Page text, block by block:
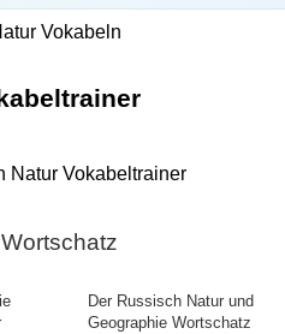
Vokabeln
Der Russisch Natur und
Geographie Wortschatz